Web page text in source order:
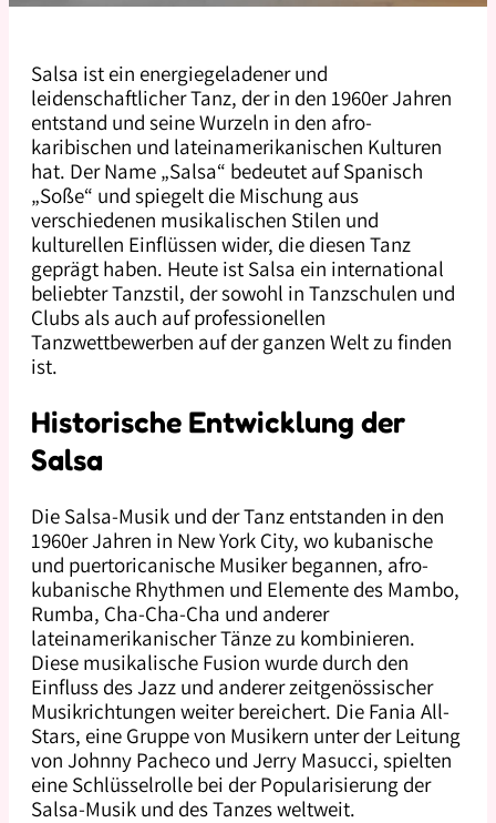
Salsa ist ein energiegeladener und
leidenschaftlicher Tanz, der in den 1960er Jahren
entstand und seine Wurzeln in den afro-
karibischen und lateinamerikanischen Kulturen
hat. Der Name „Salsa“ bedeutet auf Spanisch
„Soße“ und spiegelt die Mischung aus
verschiedenen musikalischen Stilen und
kulturellen Einflüssen wider, die diesen Tanz
geprägt haben. Heute ist Salsa ein international
beliebter Tanzstil, der sowohl in Tanzschulen und
Clubs als auch auf professionellen
Tanzwettbewerben auf der ganzen Welt zu finden
ist.
Historische Entwicklung der
Salsa
Die Salsa-Musik und der Tanz entstanden in den
1960er Jahren in New York City, wo kubanische
und puertoricanische Musiker begannen, afro-
kubanische Rhythmen und Elemente des Mambo,
Rumba, Cha-Cha-Cha und anderer
lateinamerikanischer Tänze zu kombinieren.
Diese musikalische Fusion wurde durch den
Einfluss des Jazz und anderer zeitgenössischer
Musikrichtungen weiter bereichert. Die Fania All-
Stars, eine Gruppe von Musikern unter der Leitung
von Johnny Pacheco und Jerry Masucci, spielten
eine Schlüsselrolle bei der Popularisierung der
Salsa-Musik und des Tanzes weltweit.